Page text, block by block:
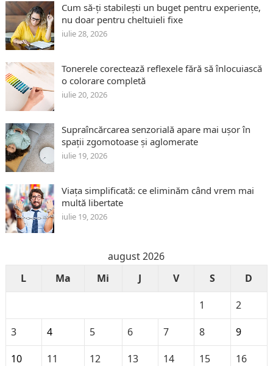
Cum să-ți stabilești un buget pentru experiențe,
nu doar pentru cheltuieli fixe
iulie 28, 2026
Tonerele corectează reflexele fără să înlocuiască
o colorare completă
iulie 20, 2026
Supraîncărcarea senzorială apare mai ușor în
spații zgomotoase și aglomerate
iulie 19, 2026
Viața simplificată: ce eliminăm când vrem mai
multă libertate
iulie 19, 2026
august 2026
L
Ma Mi J V S
D
1
2
3
4 5 6 7 8
9
10
11 12 13 14 15
16